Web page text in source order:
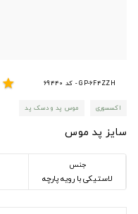
GP-6F4ZZH - کد 69440 star
اکسسوری موس پد و دسک پد
سایز پد موس
جنس
لاستیکی با رویه پارچه